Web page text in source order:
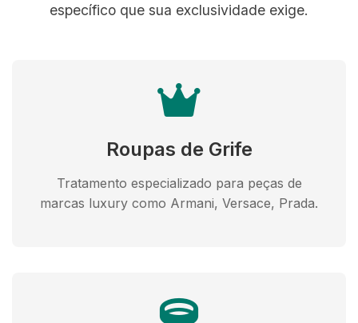
específico que sua exclusividade exige.
Roupas de Grife
Tratamento especializado para peças de
marcas luxury como Armani, Versace, Prada.